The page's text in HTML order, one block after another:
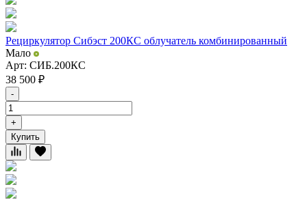
Рециркулятор Сибэст 200КС облучатель комбинированный
Мало
Арт: СИБ.200КС
38 500 ₽
-
+
Купить